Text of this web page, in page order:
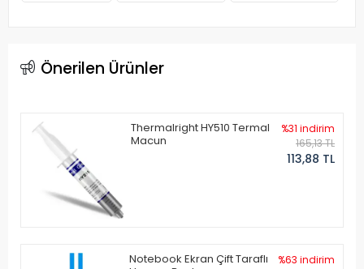
Önerilen Ürünler
Thermalright HY510 Termal
Macun
%31 indirim
165,13 TL
113,88 TL
Notebook Ekran Çift Taraflı
%63 indirim